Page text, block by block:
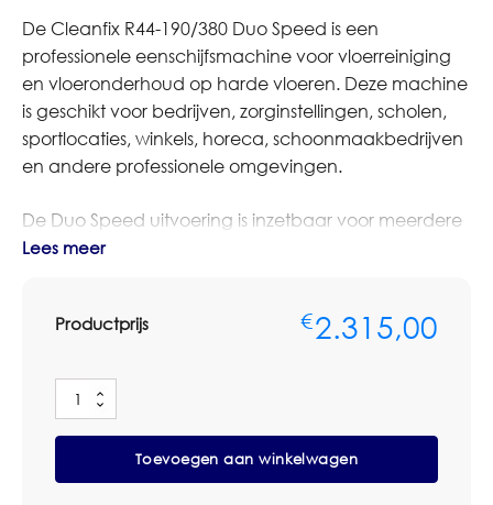
De Cleanfix R44-190/380 Duo Speed is een
professionele eenschijfsmachine voor vloerreiniging
en vloeronderhoud op harde vloeren. Deze machine
is geschikt voor bedrijven, zorginstellingen, scholen,
sportlocaties, winkels, horeca, schoonmaakbedrijven
en andere professionele omgevingen.
De Duo Speed uitvoering is inzetbaar voor meerdere
werkzaamheden, zoals schrobben, reinigen, sprayen
de toepassing en het gebruikte pad- of
Deze eenschijfsmachine is geschikt voor professioneel
dagelijks en periodiek vloeronderhoud. De machine
kan worden gebruikt met passende pads, borstels en
Lees meer
Productprijs €2.315,00
Cleanfix
R44-
190/380
Speed
Toevoegen aan winkelwagen